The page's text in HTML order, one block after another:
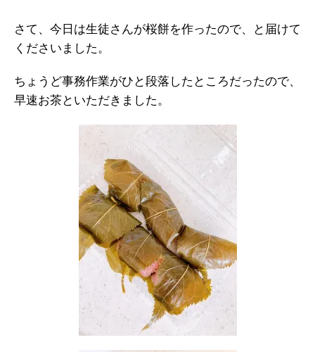
さて、今日は生徒さんが桜餅を作ったので、と届けて
くださいました。
ちょうど事務作業がひと段落したところだったので、
早速お茶といただきました。